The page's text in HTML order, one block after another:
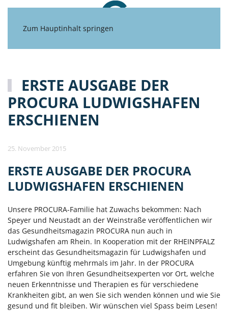
Zum Hauptinhalt springen
ERSTE AUSGABE DER
PROCURA LUDWIGSHAFEN
ERSCHIENEN
25. November 2015
ERSTE AUSGABE DER PROCURA
LUDWIGSHAFEN ERSCHIENEN
Unsere PROCURA-Familie hat Zuwachs bekommen: Nach
Speyer und Neustadt an der Weinstraße veröffentlichen wir
das Gesundheitsmagazin PROCURA nun auch in
Ludwigshafen am Rhein. In Kooperation mit der RHEINPFALZ
erscheint das Gesundheitsmagazin für Ludwigshafen und
Umgebung künftig mehrmals im Jahr. In der PROCURA
erfahren Sie von Ihren Gesundheitsexperten vor Ort, welche
neuen Erkenntnisse und Therapien es für verschiedene
Krankheiten gibt, an wen Sie sich wenden können und wie Sie
gesund und fit bleiben. Wir wünschen viel Spass beim Lesen!